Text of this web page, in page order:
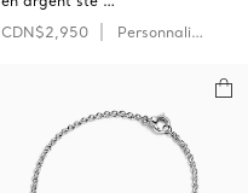
CDN$2,950
Personnaliser